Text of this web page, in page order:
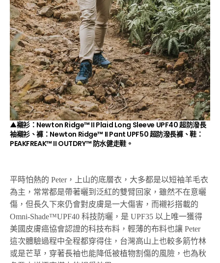
▲襯衫：Newton Ridge™ II Plaid Long Sleeve UPF40 超防潑長
袖襯衫、褲：Newton Ridge™ II Pant UPF50 超防潑長褲、鞋：
PEAKFREAK™ II OUTDRY™ 防水健走鞋。
平時怕熱的 Peter，上山的底層衣，大多都是以短袖羊毛衣
為主，常常都是帶著曬到泛紅的雙臂回家，雖然不在意曬
傷，但長久下來仍會對皮膚是一大傷害，而襯衫搭載的
Omni-Shade™UPF40 科技防曬，是 UPF35 以上唯一獲得
美國皮膚癌協會認證的科技布料，輕薄的布料也讓 Peter
這次體驗過程中全程都穿得住，台灣高山上也較多箭竹林
或是芒草，穿著長袖也能降低被植物割傷的風險，也為秋